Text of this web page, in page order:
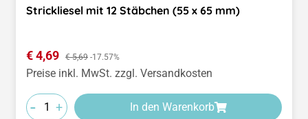
Strickliesel mit 12 Stäbchen (55 x 65 mm)
Verkaufspreis:
€ 4,69 Regulärer Preis:
€ 5,69 -17.57%
Preise inkl. MwSt. zzgl. Versandkosten
- + In den Warenkorb